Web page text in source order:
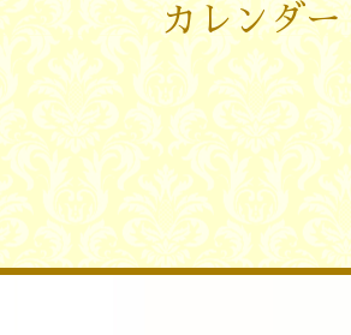
カレンダー